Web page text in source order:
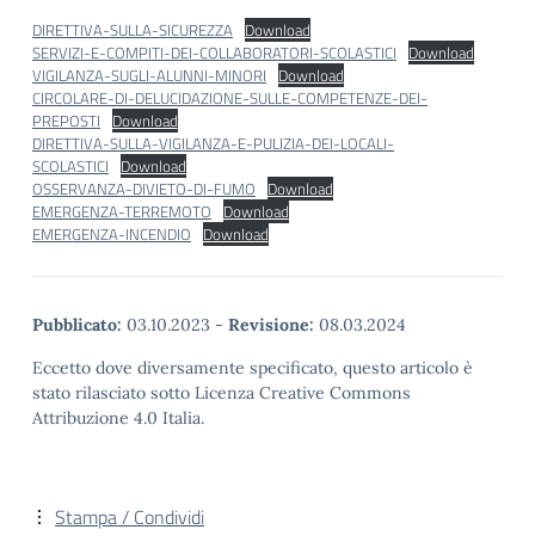
DIRETTIVA-SULLA-SICUREZZA Download
SERVIZI-E-COMPITI-DEI-COLLABORATORI-SCOLASTICI Download
VIGILANZA-SUGLI-ALUNNI-MINORI Download
CIRCOLARE-DI-DELUCIDAZIONE-SULLE-COMPETENZE-DEI-
PREPOSTI Download
DIRETTIVA-SULLA-VIGILANZA-E-PULIZIA-DEI-LOCALI-
SCOLASTICI Download
OSSERVANZA-DIVIETO-DI-FUMO Download
EMERGENZA-TERREMOTO Download
EMERGENZA-INCENDIO Download
Pubblicato: 03.10.2023 - Revisione: 08.03.2024
Eccetto dove diversamente specificato, questo articolo è
stato rilasciato sotto Licenza Creative Commons
Attribuzione 4.0 Italia.
Stampa / Condividi